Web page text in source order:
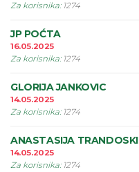
Za korisnika: 1274
JP POĆTA
16.05.2025
Za korisnika: 1274
GLORIJA JANKOVIC
14.05.2025
Za korisnika: 1274
ANASTASIJA TRANDOSKI
14.05.2025
Za korisnika: 1274